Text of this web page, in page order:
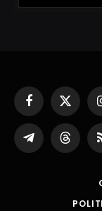
Facebook
X
Partager
sur
Threads